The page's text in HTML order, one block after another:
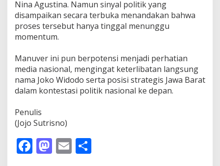
Nina Agustina. Namun sinyal politik yang
disampaikan secara terbuka menandakan bahwa
proses tersebut hanya tinggal menunggu
momentum.
‎Manuver ini pun berpotensi menjadi perhatian
media nasional, mengingat keterlibatan langsung
nama Joko Widodo serta posisi strategis Jawa Barat
dalam kontestasi politik nasional ke depan.
‎Penulis
‎(Jojo Sutrisno)
F M E